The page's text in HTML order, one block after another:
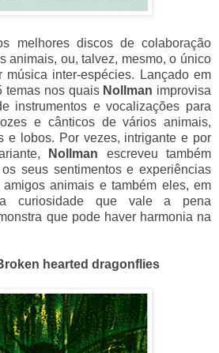
melhores discos de colaboração
animais, ou, talvez, mesmo, o único
inter-espécies. Lançado em
temas nos quais Nollman improvisa
instrumentos e vocalizações para
e cânticos de vários animais,
e lobos. Por vezes, intrigante e por
Nollman escreveu também
seus sentimentos e experiências
animais e também eles, em
curiosidade que vale a pena
que pode haver harmonia na
hearted dragonflies